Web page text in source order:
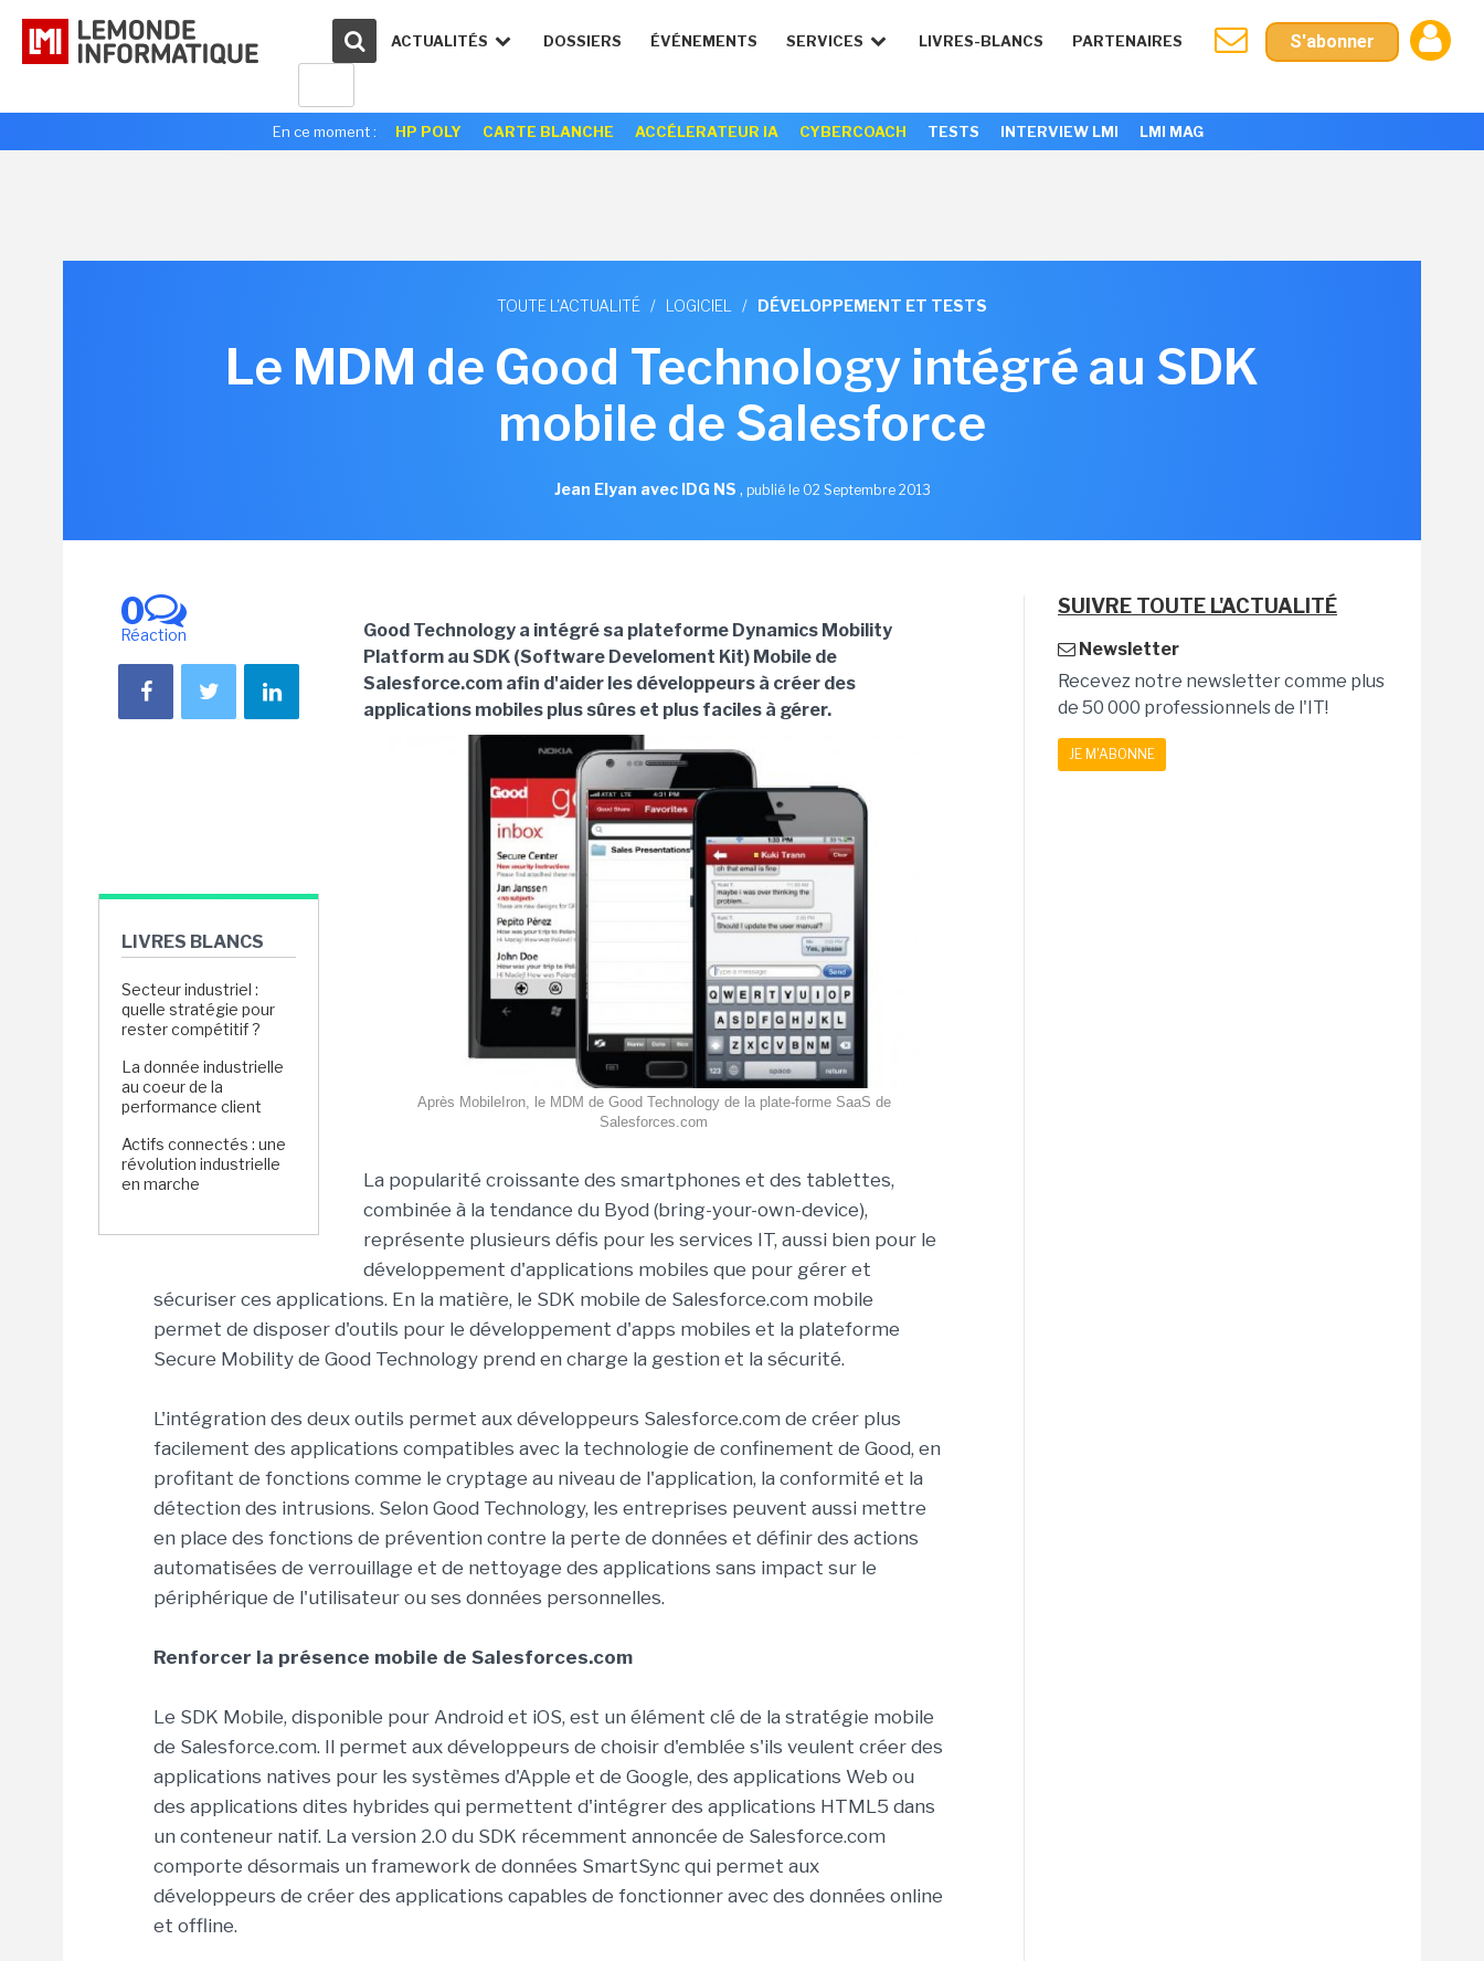
ACTUALITÉS DOSSIERS ÉVÉNEMENTS SERVICES LIVRES-BLANCS PARTENAIRES S'abonner
En ce moment : HP POLY CARTE BLANCHE ACCÉLERATEUR IA CYBERCOACH TESTS INTERVIEW LMI LMI MAG
TOUTE L'ACTUALITÉ / LOGICIEL / DÉVELOPPEMENT ET TESTS
Le MDM de Good Technology intégré au SDK
mobile de Salesforce
Jean Elyan avec IDG NS , publié le 02 Septembre 2013
0
Réaction
LIVRES BLANCS
Secteur industriel :
quelle stratégie pour
rester compétitif ?
La donnée industrielle
au coeur de la
performance client
Actifs connectés : une
révolution industrielle
en marche
Good Technology a intégré sa plateforme Dynamics Mobility
Platform au SDK (Software Develoment Kit) Mobile de
Salesforce.com afin d'aider les développeurs à créer des
applications mobiles plus sûres et plus faciles à gérer.
Après MobileIron, le MDM de Good Technology de la plate-forme SaaS de
Salesforces.com
La popularité croissante des smartphones et des tablettes,
combinée à la tendance du Byod (bring-your-own-device),
représente plusieurs défis pour les services IT, aussi bien pour le
développement d'applications mobiles que pour gérer et
sécuriser ces applications. En la matière, le SDK mobile de Salesforce.com mobile
permet de disposer d'outils pour le développement d'apps mobiles et la plateforme
Secure Mobility de Good Technology prend en charge la gestion et la sécurité.
L'intégration des deux outils permet aux développeurs Salesforce.com de créer plus
facilement des applications compatibles avec la technologie de confinement de Good, en
profitant de fonctions comme le cryptage au niveau de l'application, la conformité et la
détection des intrusions. Selon Good Technology, les entreprises peuvent aussi mettre
en place des fonctions de prévention contre la perte de données et définir des actions
automatisées de verrouillage et de nettoyage des applications sans impact sur le
périphérique de l'utilisateur ou ses données personnelles.
Renforcer la présence mobile de Salesforces.com
Le SDK Mobile, disponible pour Android et iOS, est un élément clé de la stratégie mobile
de Salesforce.com. Il permet aux développeurs de choisir d'emblée s'ils veulent créer des
applications natives pour les systèmes d'Apple et de Google, des applications Web ou
des applications dites hybrides qui permettent d'intégrer des applications HTML5 dans
un conteneur natif. La version 2.0 du SDK récemment annoncée de Salesforce.com
comporte désormais un framework de données SmartSync qui permet aux
développeurs de créer des applications capables de fonctionner avec des données online
et offline.
SUIVRE TOUTE L'ACTUALITÉ
Newsletter
Recevez notre newsletter comme plus
de 50 000 professionnels de l'IT!
JE M'ABONNE